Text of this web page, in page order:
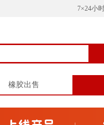
7×24小
橡胶出售